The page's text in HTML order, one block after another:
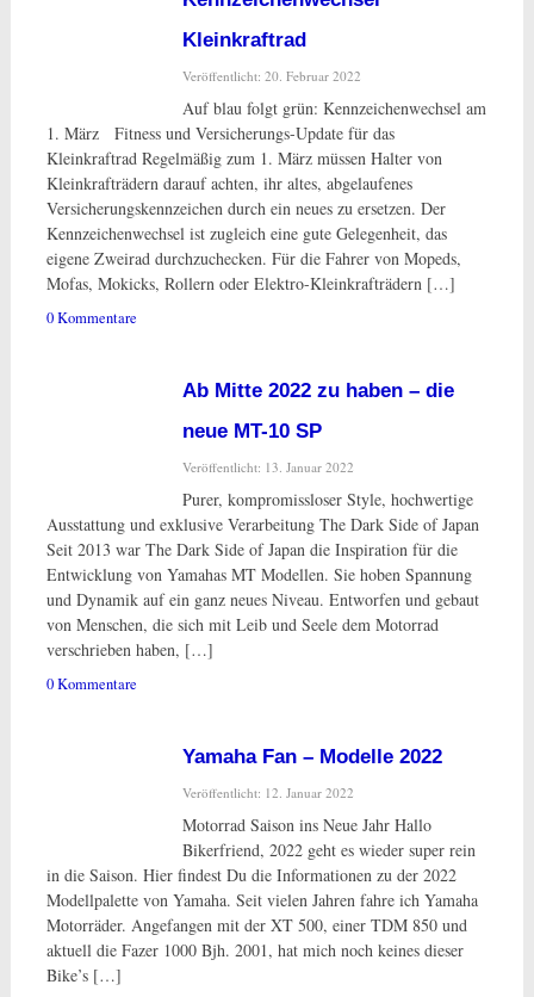
Kleinkraftrad
Veröffentlicht: 20. Februar 2022
Auf blau folgt grün: Kennzeichenwechsel am
1. März Fitness und Versicherungs-Update für das
Kleinkraftrad Regelmäßig zum 1. März müssen Halter von
Kleinkrafträdern darauf achten, ihr altes, abgelaufenes
Versicherungskennzeichen durch ein neues zu ersetzen. Der
Kennzeichenwechsel ist zugleich eine gute Gelegenheit, das
eigene Zweirad durchzuchecken. Für die Fahrer von Mopeds,
Mofas, Mokicks, Rollern oder Elektro-Kleinkrafträdern […]
0 Kommentare
Ab Mitte 2022 zu haben – die
neue MT-10 SP
Veröffentlicht: 13. Januar 2022
Purer, kompromissloser Style, hochwertige
Ausstattung und exklusive Verarbeitung The Dark Side of Japan
Seit 2013 war The Dark Side of Japan die Inspiration für die
Entwicklung von Yamahas MT Modellen. Sie hoben Spannung
und Dynamik auf ein ganz neues Niveau. Entworfen und gebaut
von Menschen, die sich mit Leib und Seele dem Motorrad
verschrieben haben, […]
0 Kommentare
Yamaha Fan – Modelle 2022
Veröffentlicht: 12. Januar 2022
Motorrad Saison ins Neue Jahr Hallo
Bikerfriend, 2022 geht es wieder super rein
in die Saison. Hier findest Du die Informationen zu der 2022
Modellpalette von Yamaha. Seit vielen Jahren fahre ich Yamaha
Motorräder. Angefangen mit der XT 500, einer TDM 850 und
aktuell die Fazer 1000 Bjh. 2001, hat mich noch keines dieser
Bike’s […]